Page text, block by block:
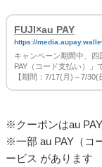
FUJI×au PAY
https://
キャンペーン期間中、
PAY（コード支払い）」
【期間：7/17(月)～7/30(
※クーポンはau
※一部 au PAY（コ
ービス があります